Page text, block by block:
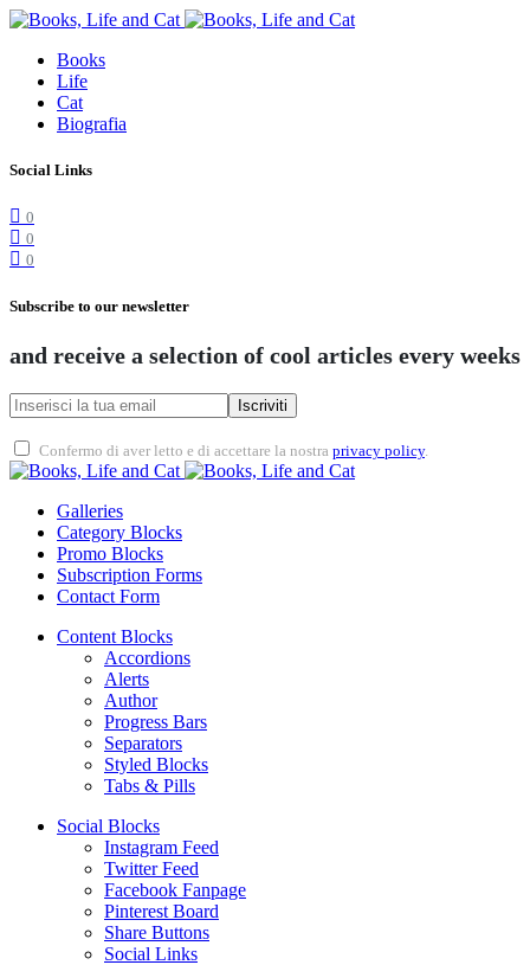
Books
Life
Cat
Biografia
Social Links
0
0
0
Subscribe to our newsletter
and receive a selection of cool articles every weeks
Iscriviti
Confermo di aver letto e di accettare la nostra privacy policy.
Galleries
Category Blocks
Promo Blocks
Subscription Forms
Contact Form
Content Blocks
Accordions
Alerts
Author
Progress Bars
Separators
Styled Blocks
Tabs & Pills
Social Blocks
Instagram Feed
Twitter Feed
Facebook Fanpage
Pinterest Board
Share Buttons
Social Links